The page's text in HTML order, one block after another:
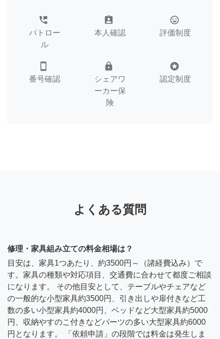
perm_phone_msg
パトロー
ル
assignment_ind
本人確認
tag_faces
評価制度
smartphone
番号確認
lock
シェアワ
ーカー保
険
stars
認定制度
よくある質問
修理・家具組み立ての料金相場は？
目安は、家具1つあたり、約3500円～（諸経費込み）で
す。家具の種類や対応項目、交通費に合わせて都度ご相談
になります。 その他目安として、テーブルやチェアなど
の一般的な小型家具約3500円、引き出しや扉付きなど工
数の多い小型家具約4000円、ベッドなど大型家具約5000
円、収納やすのこ付きなどパーツの多い大型家具約6000
円となります。 「依頼申請」の段階では料金は発生しま